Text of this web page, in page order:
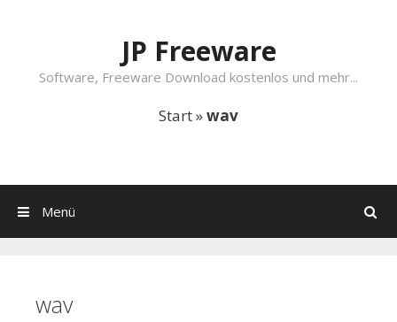
JP Freeware
Software, Freeware Download kostenlos und mehr...
Start»wav
Suchen
Menü
wav